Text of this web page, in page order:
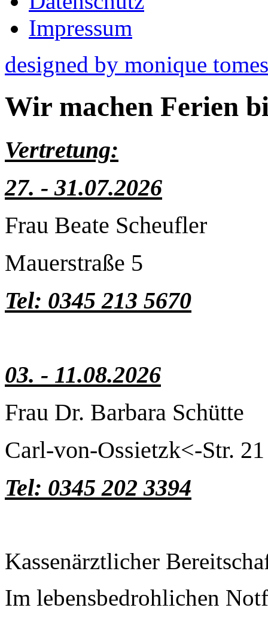
Impressum
designed by monique
Wir machen Ferien
Vertretung:
27. - 31.07.2026
Frau Beate Scheufler
Mauerstraße 5
Tel: 0345 213 5670
03. - 11.08.2026
Frau Dr. Barbara Schütte
Carl-von-Ossietzk<-Str. 21
Tel: 0345 202 3394
Kassenärztlicher
Im lebensbedrohlichen